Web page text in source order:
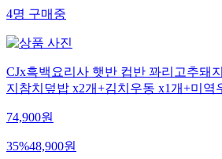
4명구매중
CJx흑백요리사 햇반 컵반 꽈리고추돼
지참치덮밥 x2개+김치우동 x1개+미역
74,900원
35%48,900원